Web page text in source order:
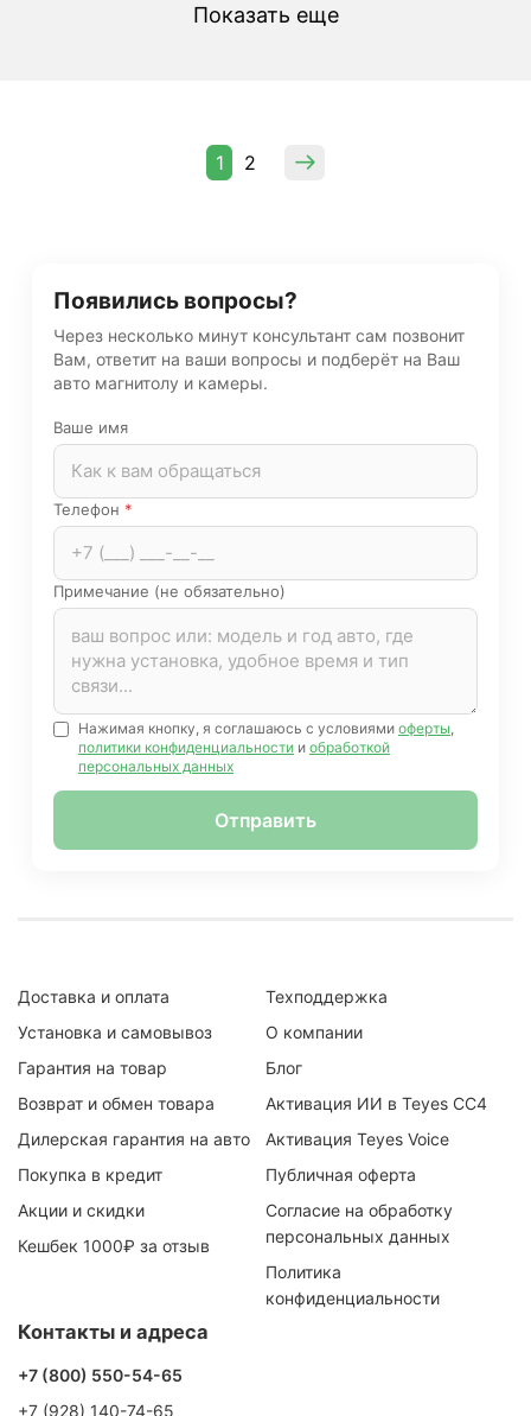
Показать еще
1 2
Появились вопросы?
Через несколько минут консультант сам позвонит
Вам, ответит на ваши вопросы и подберёт на Ваш
авто магнитолу и камеры.
Ваше имя
Телефон *
Примечание (не обязательно)
Нажимая кнопку, я соглашаюсь с условиями оферты
политики конфиденциальности и обработкой
персональных данных
Отправить
Доставка и оплата
Установка и самовывоз
Гарантия на товар
Возврат и обмен товара
Дилерская гарантия на авто
Покупка в кредит
Акции и скидки
Кешбек 1000₽ за отзыв
Техподдержка
О компании
Блог
Активация ИИ в Teyes CC4
Активация Teyes Voice
Публичная оферта
Согласие на обработку
персональных данных
Политика
конфиденциальности
Контакты и адреса
+7 (800) 550-54-65
+7 (928) 140-74-65